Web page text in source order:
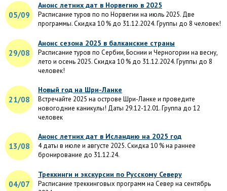
05/09
Анонс летних дат в Норвегию в 2025
Расписание туров по по Норвегии на июль 2025. Две
программы. Скидка 10 % до 31.12.2024. Группы до 8 человек!
29/08
Анонс сезона 2025 в балканские страны
Расписание туров по Сербии, Боснии и Черногории на весну,
лето и осень 2025. Скидка 10 % до 31.12.2024. Группы до 8
человек!
21/08
Новый год на Шри-Ланке
Встречайте 2025 на острове Шри-Ланке и проведите
новогодние каникулы! Даты 29.12-12.01. Группа до 12
человек
13/08
Анонс летних дат в Исландию на 2025 год
4 даты в июле и августе 2025. Скидка 10 % на раннее
бронирование до 31.12.24.
04/07
Треккинги и экскурсии по Русскому Северу
Расписание треккинговых программ на Север на сентябрь